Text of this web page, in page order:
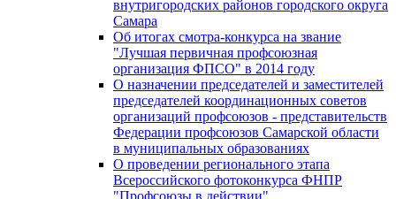
внутригородских районов городского округа
Самара
Об итогах смотра-конкурса на звание
"Лучшая первичная профсоюзная
организация ФПСО" в 2014 году
О назначении председателей и заместителей
председателей координационных советов
организаций профсоюзов - представительств
Федерации профсоюзов Самарской области
в муниципальных образованиях
О проведении регионального этапа
Всероссийского фотоконкурса ФНПР
"Профсоюзы в действии"